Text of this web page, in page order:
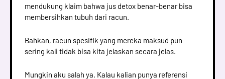
mendukung klaim bahwa jus detox benar-benar bisa
membersihkan tubuh dari racun.
Bahkan, racun spesifik yang mereka maksud pun
sering kali tidak bisa kita jelaskan secara jelas.
Mungkin aku salah ya. Kalau kalian punya referensi